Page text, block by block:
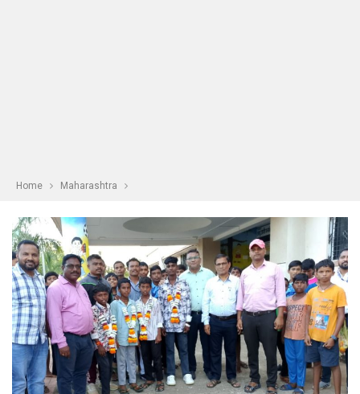
Home Maharashtra